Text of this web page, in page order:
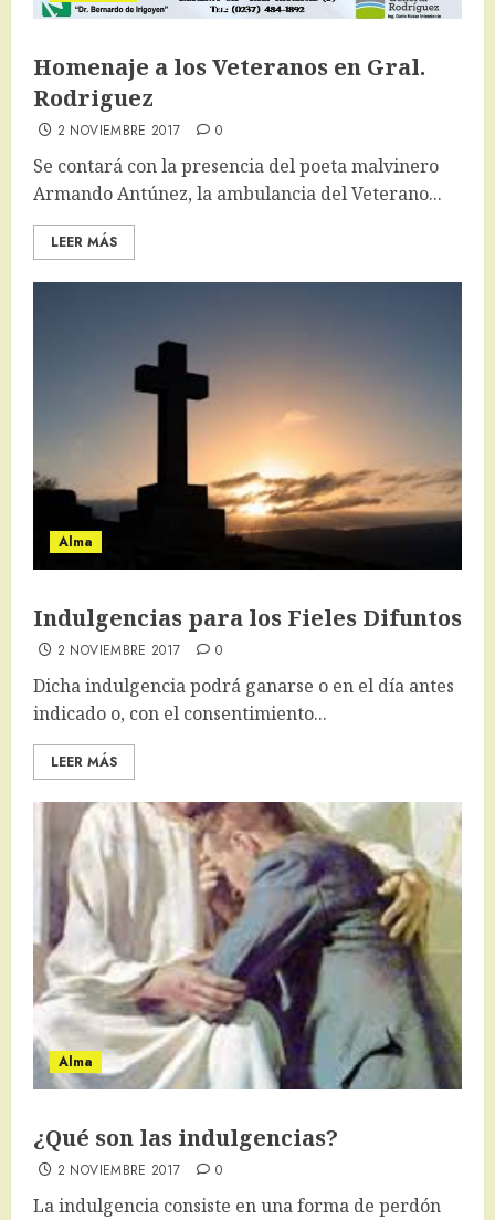
Homenaje a los Veteranos en Gral.
Rodriguez
2 NOVIEMBRE 2017 0
Se contará con la presencia del poeta malvinero
Armando Antúnez, la ambulancia del Veterano...
LEER MÁS
Alma
Indulgencias para los Fieles Difuntos
2 NOVIEMBRE 2017 0
Dicha indulgencia podrá ganarse o en el día antes
indicado o, con el consentimiento...
LEER MÁS
Alma
¿Qué son las indulgencias?
2 NOVIEMBRE 2017 0
La indulgencia consiste en una forma de perdón